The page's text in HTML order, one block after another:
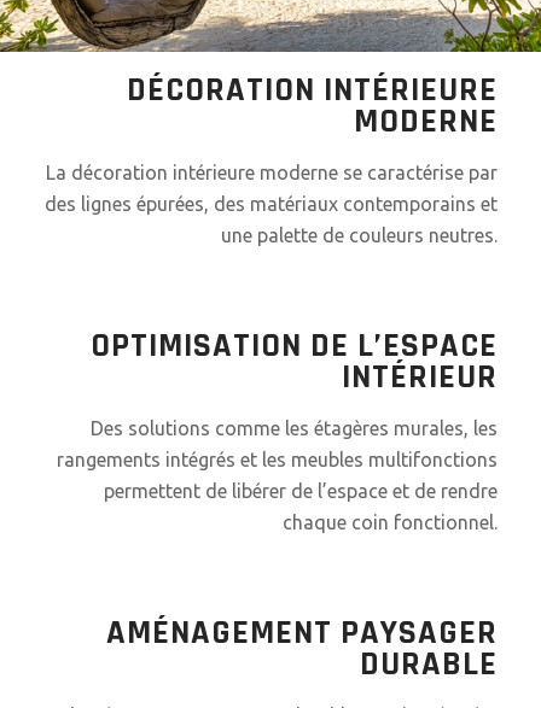
DÉCORATION INTÉRIEURE
MODERNE
La décoration intérieure moderne se caractérise par
des lignes épurées, des matériaux contemporains et
une palette de couleurs neutres.
OPTIMISATION DE L’ESPACE
INTÉRIEUR
Des solutions comme les étagères murales, les
rangements intégrés et les meubles multifonctions
permettent de libérer de l’espace et de rendre
chaque coin fonctionnel.
AMÉNAGEMENT PAYSAGER
DURABLE